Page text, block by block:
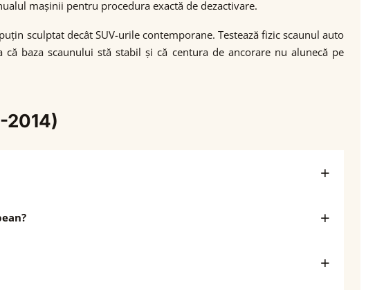
mașinii pentru procedura exactă de dezactivare.
sculptat decât SUV-urile contemporane. Testează fizic scaunul auto
baza scaunului stă stabil și că centura de ancorare nu alunecă pe
2014)